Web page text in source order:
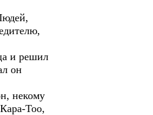
и решил
он
некому
Тоо,